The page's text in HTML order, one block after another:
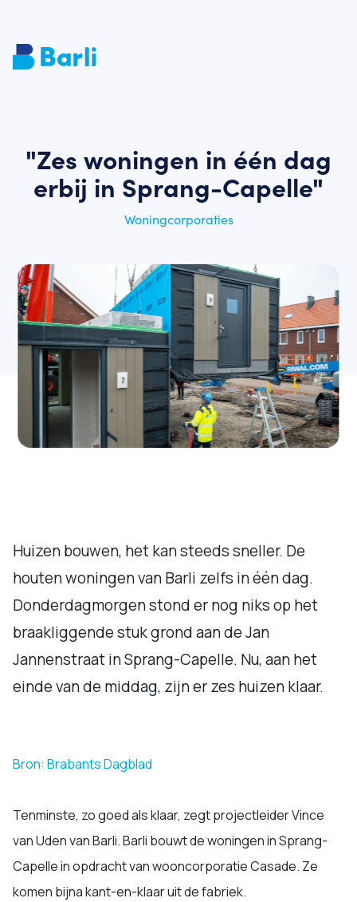
"Zes woningen in één dag
erbij in Sprang-Capelle"
Woningcorporaties
Huizen bouwen, het kan steeds sneller. De
houten woningen van Barli zelfs in één dag.
Donderdagmorgen stond er nog niks op het
braakliggende stuk grond aan de Jan
Jannenstraat in Sprang-Capelle. Nu, aan het
einde van de middag, zijn er zes huizen klaar.
Bron: Brabants Dagblad
Tenminste, zo goed als klaar, zegt projectleider Vince
van Uden van Barli. Barli bouwt de woningen in Sprang-
Capelle in opdracht van wooncorporatie Casade. Ze
komen bijna kant-en-klaar uit de fabriek.